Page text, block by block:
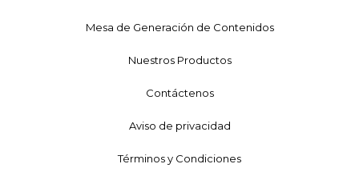
Mesa de Generación de Contenidos
Nuestros Productos
Contáctenos
Aviso de privacidad
Términos y Condiciones